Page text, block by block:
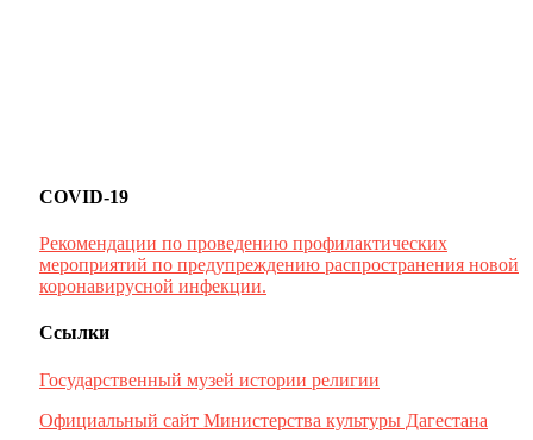
COVID-19
Рекомендации по проведению профилактических
мероприятий по предупреждению распространения новой
коронавирусной инфекции.
Ссылки
Государственный музей истории религии
Официальный сайт Министерства культуры Дагестана